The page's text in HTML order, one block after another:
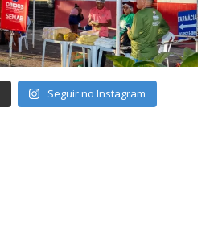
Seguir no Instagram